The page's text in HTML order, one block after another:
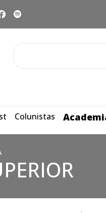
Colunistas